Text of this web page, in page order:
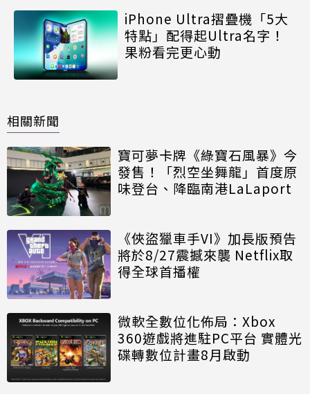
iPhone Ultra摺疊機「5大
特點」配得起Ultra名字！
果粉看完更心動
相關新聞
寶可夢卡牌《綠寶石風暴》今
發售！「烈空坐舞龍」首度原
味登台、降臨南港LaLaport
《俠盜獵車手VI》加長版預告
將於8/27震撼來襲 Netflix取
得全球首播權
微軟全數位化佈局：Xbox
360遊戲將進駐PC平台 實體光
碟轉數位計畫8月啟動